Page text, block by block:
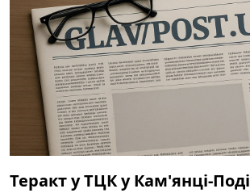
Теракт у ТЦК у Кам'янці-